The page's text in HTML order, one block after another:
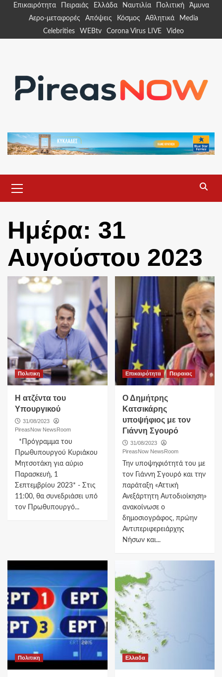
Επικαιρότητα Πειραιάς Ελλάδα Ναυτιλία Πολιτική
Άμυνα
Αερο-μεταφορές
Απόψεις Κόσμος Αθλητικά
Media
Celebrities
WEBtv Corona Virus LIVE Video
Menu
Ημέρα: 31
Αυγούστου 2023
Πολιτικη
Η ατζέντα του
Υπουργικού
31/08/2023
PireasNow NewsRoom
*Πρόγραμμα του
Πρωθυπουργού Κυριάκου
Μητσοτάκη για αύριο
Παρασκευή, 1
Σεπτεμβρίου 2023* - Στις
11:00, θα συνεδριάσει υπό
τον Πρωθυπουργό...
Επικαιρότητα Πειραιας
Ο Δημήτρης
Κατσικάρης
υποψήφιος με τον
Γιάννη Σγουρό
31/08/2023
PireasNow NewsRoom
Την υποψηφιότητά του με
τον Γιάννη Σγουρό και την
παράταξη «Αττική
Ανεξάρτητη Αυτοδιοίκηση»
ανακοίνωσε ο
δημοσιογράφος, πρώην
Αντιπεριφερειάρχης
Νήσων και...
Πολιτικη Ελλαδα